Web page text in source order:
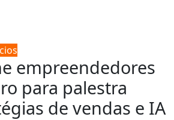
empreendedores
para palestra
de vendas e IA